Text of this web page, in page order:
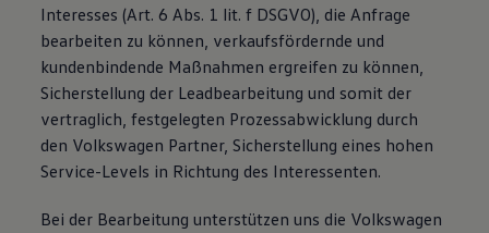
Interesses (Art. 6 Abs. 1 lit. f DSGVO), die Anfrage
bearbeiten zu können, verkaufsfördernde und
kundenbindende Maßnahmen ergreifen zu können,
Sicherstellung der Leadbearbeitung und somit der
vertraglich, festgelegten Prozessabwicklung durch
den Volkswagen Partner, Sicherstellung eines hohen
Service-Levels in Richtung des Interessenten.
Bei der Bearbeitung unterstützen uns die Volkswagen